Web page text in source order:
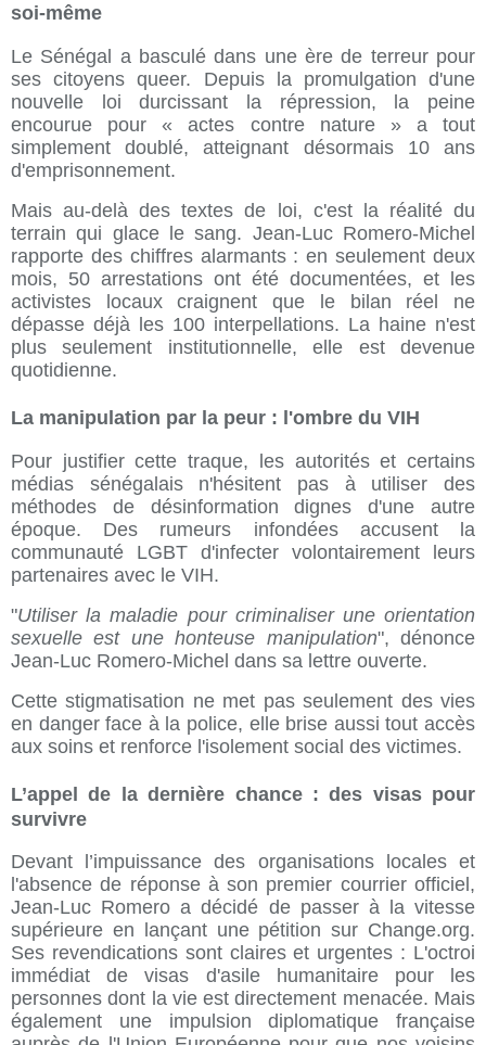
soi-même
Le Sénégal a basculé dans une ère de terreur pour
ses citoyens queer. Depuis la promulgation d'une
nouvelle loi durcissant la répression, la peine
encourue pour « actes contre nature » a tout
simplement doublé, atteignant désormais 10 ans
d'emprisonnement.
Mais au-delà des textes de loi, c'est la réalité du
terrain qui glace le sang. Jean-Luc Romero-Michel
rapporte des chiffres alarmants : en seulement deux
mois, 50 arrestations ont été documentées, et les
activistes locaux craignent que le bilan réel ne
dépasse déjà les 100 interpellations. La haine n'est
plus seulement institutionnelle, elle est devenue
quotidienne.
La manipulation par la peur : l'ombre du VIH
Pour justifier cette traque, les autorités et certains
médias sénégalais n'hésitent pas à utiliser des
méthodes de désinformation dignes d'une autre
époque. Des rumeurs infondées accusent la
communauté LGBT d'infecter volontairement leurs
partenaires avec le VIH.
"Utiliser la maladie pour criminaliser une orientation
sexuelle est une honteuse manipulation", dénonce
Jean-Luc Romero-Michel dans sa lettre ouverte.
Cette stigmatisation ne met pas seulement des vies
en danger face à la police, elle brise aussi tout accès
aux soins et renforce l'isolement social des victimes.
L’appel de la dernière chance : des visas pour
survivre
Devant l’impuissance des organisations locales et
l'absence de réponse à son premier courrier officiel,
Jean-Luc Romero a décidé de passer à la vitesse
supérieure en lançant une pétition sur Change.org.
Ses revendications sont claires et urgentes : L'octroi
immédiat de visas d'asile humanitaire pour les
personnes dont la vie est directement menacée. Mais
également une impulsion diplomatique française